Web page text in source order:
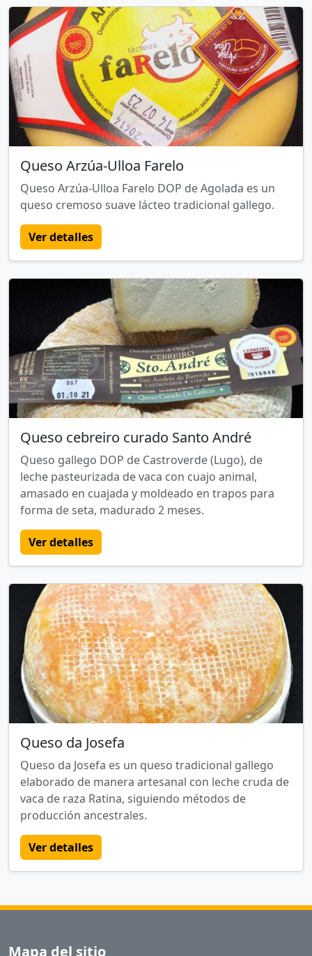
Queso Arzúa-Ulloa Farelo
Queso Arzúa-Ulloa Farelo DOP de Agolada es un
queso cremoso suave lácteo tradicional gallego.
Ver detalles
Queso cebreiro curado Santo André
Queso gallego DOP de Castroverde (Lugo), de
leche pasteurizada de vaca con cuajo animal,
amasado en cuajada y moldeado en trapos para
forma de seta, madurado 2 meses.
Ver detalles
Queso da Josefa
Queso da Josefa es un queso tradicional gallego
elaborado de manera artesanal con leche cruda de
vaca de raza Ratina, siguiendo métodos de
producción ancestrales.
Ver detalles
Mapa del sitio